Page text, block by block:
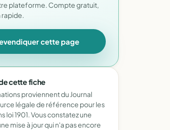
plateforme. Compte gratuit,
rapide.
cette page
cette fiche
proviennent du Journal
légale de référence pour les
loi 1901. Vous constatez une
mise à jour qui n'a pas encore